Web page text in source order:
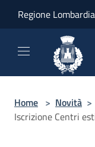
Regione Lombardia
Home > Novità >
Iscrizione Centri